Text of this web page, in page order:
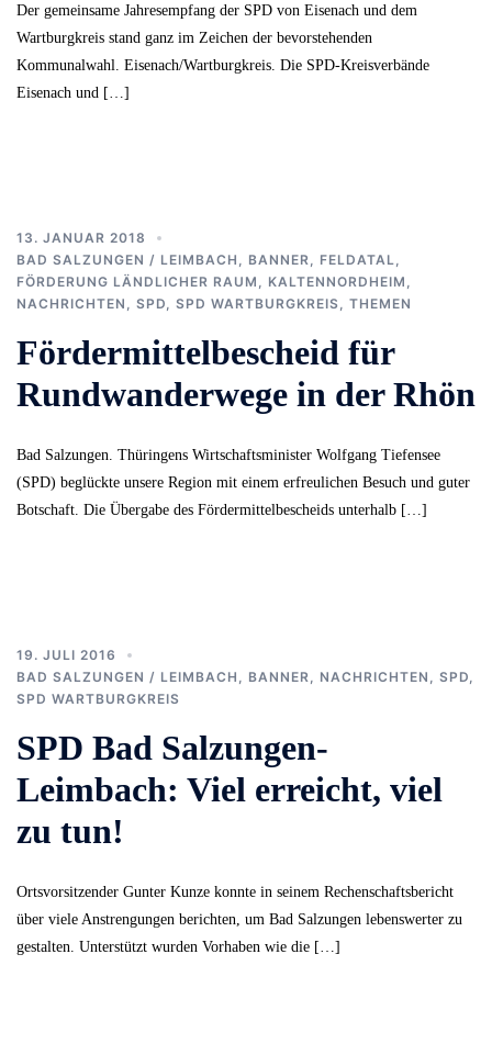
Der gemeinsame Jahresempfang der SPD von Eisenach und dem
Wartburgkreis stand ganz im Zeichen der bevorstehenden
Kommunalwahl. Eisenach/Wartburgkreis. Die SPD-Kreisverbände
Eisenach und […]
13. JANUAR 2018
BAD SALZUNGEN / LEIMBACH
BANNER FELDATAL
FÖRDERUNG LÄNDLICHER RAUM
KALTENNORDHEIM
NACHRICHTEN
SPD SPD WARTBURGKREIS THEMEN
Fördermittelbescheid für
Rundwanderwege in der Rhön
Bad Salzungen. Thüringens Wirtschaftsminister Wolfgang Tiefensee
(SPD) beglückte unsere Region mit einem erfreulichen Besuch und guter
Botschaft. Die Übergabe des Fördermittelbescheids unterhalb […]
19. JULI 2016
BAD SALZUNGEN / LEIMBACH
BANNER NACHRICHTEN SPD
SPD WARTBURGKREIS
SPD Bad Salzungen-
Leimbach: Viel erreicht, viel
zu tun!
Ortsvorsitzender Gunter Kunze konnte in seinem Rechenschaftsbericht
über viele Anstrengungen berichten, um Bad Salzungen lebenswerter zu
gestalten. Unterstützt wurden Vorhaben wie die […]